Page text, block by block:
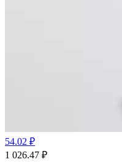
54.02 ₽
1 026.47 ₽